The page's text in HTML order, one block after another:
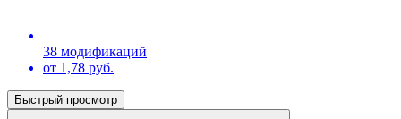
38 модификаций
от 1,78 руб.
Быстрый просмотр